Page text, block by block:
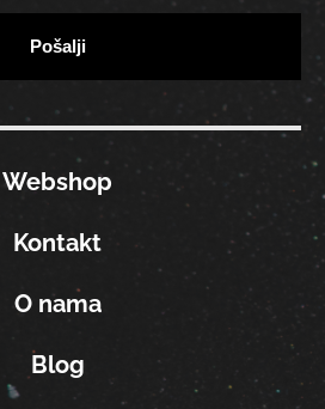
Webshop
Kontakt
O nama
Blog